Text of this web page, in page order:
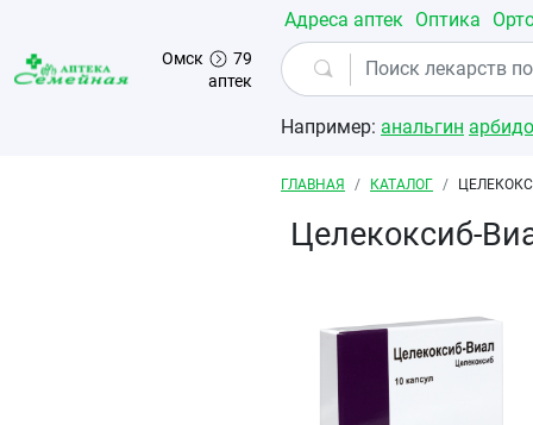
Перейти к основному содержанию
Омск
79
аптек
Адреса аптек Оптика
Например: анальгин
Строка навигации
ГЛАВНАЯ КАТАЛОГ
Целекоксиб-